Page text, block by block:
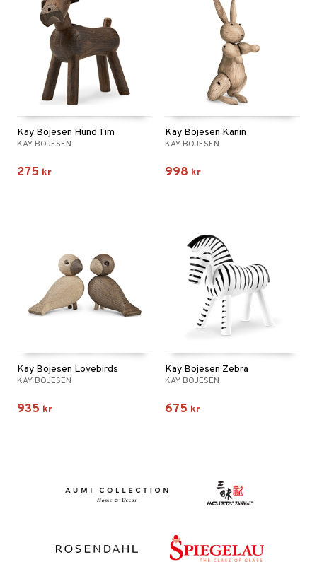
Kay Bojesen Hund Tim
KAY BOJESEN
275 kr
Kay Bojesen Kanin
KAY BOJESEN
998 kr
Kay Bojesen Lovebirds
KAY BOJESEN
935 kr
Kay Bojesen Zebra
KAY BOJESEN
675 kr